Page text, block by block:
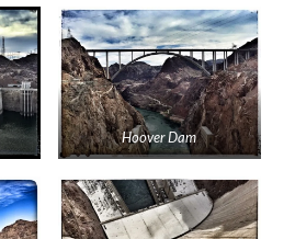
Hoover Dam